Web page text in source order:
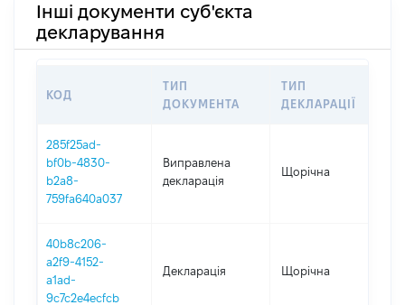
Інші документи суб'єкта
декларування
КОД
ТИП
ДОКУМЕНТА
ТИП
ДЕКЛАРАЦІЇ
285f25ad-
bf0b-4830-
b2a8-
759fa640a037
Виправлена
декларація
Щорічна
40b8c206-
a2f9-4152-
a1ad-
9c7c2e4ecfcb
Декларація Щорічна